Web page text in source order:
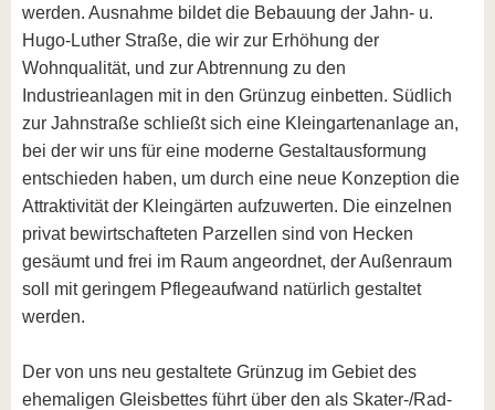
werden. Ausnahme bildet die Bebauung der Jahn- u.
Hugo-Luther Straße, die wir zur Erhöhung der
Wohnqualität, und zur Abtrennung zu den
Industrieanlagen mit in den Grünzug einbetten. Südlich
zur Jahnstraße schließt sich eine Kleingartenanlage an,
bei der wir uns für eine moderne Gestaltausformung
entschieden haben, um durch eine neue Konzeption die
Attraktivität der Kleingärten aufzuwerten. Die einzelnen
privat bewirtschafteten Parzellen sind von Hecken
gesäumt und frei im Raum angeordnet, der Außenraum
soll mit geringem Pflegeaufwand natürlich gestaltet
werden.
Der von uns neu gestaltete Grünzug im Gebiet des
ehemaligen Gleisbettes führt über den als Skater-/Rad-